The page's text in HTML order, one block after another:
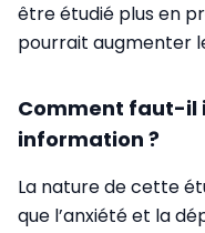
être étudié plus en
pourrait augmenter
Comment faut-il
information ?
La nature de cette
que l’anxiété et la